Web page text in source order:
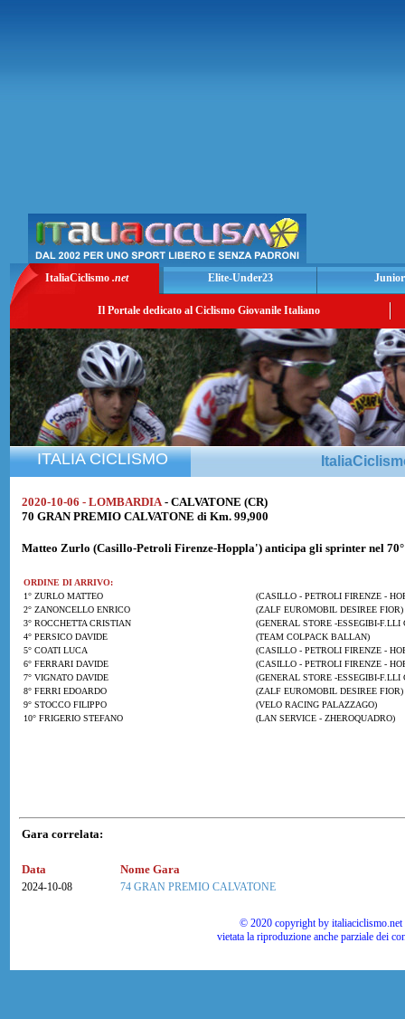
ItaliaCiclismo .net Elite-Under23
Il Portale dedicato al Ciclismo Giovanile Italiano
ITALIA CICLISMO
2020-10-06 - LOMBARDIA - CALVATONE (CR)
70 GRAN PREMIO CALVATONE di Km. 99,900
Matteo Zurlo (Casillo-Petroli Firenze-Hoppla') anticipa gli sprinter nel
ORDINE DI ARRIVO:
1° ZURLO MATTEO
(CASILLO - PETROLI FIRENZE -
2° ZANONCELLO ENRICO
(ZALF EUROMOBIL DESIREE FIOR)
3° ROCCHETTA CRISTIAN
(GENERAL STORE -ESSEGIBI-F.LLI
4° PERSICO DAVIDE
(TEAM COLPACK BALLAN)
5° COATI LUCA
(CASILLO - PETROLI FIRENZE -
6° FERRARI DAVIDE
(CASILLO - PETROLI FIRENZE -
7° VIGNATO DAVIDE
(GENERAL STORE -ESSEGIBI-F.LLI
8° FERRI EDOARDO
(ZALF EUROMOBIL DESIREE FIOR)
9° STOCCO FILIPPO
(VELO RACING PALAZZAGO)
10° FRIGERIO STEFANO
(LAN SERVICE - ZHEROQUADRO)
Gara correlata:
Data Nome Gara
2024-10-08 74 GRAN PREMIO CALVATONE
© 2020 copyright by
vietata la riproduzione anche parziale dei